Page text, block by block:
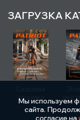
ЗАГРУЗКА
техника
Мы используем
сайта.
согласие на